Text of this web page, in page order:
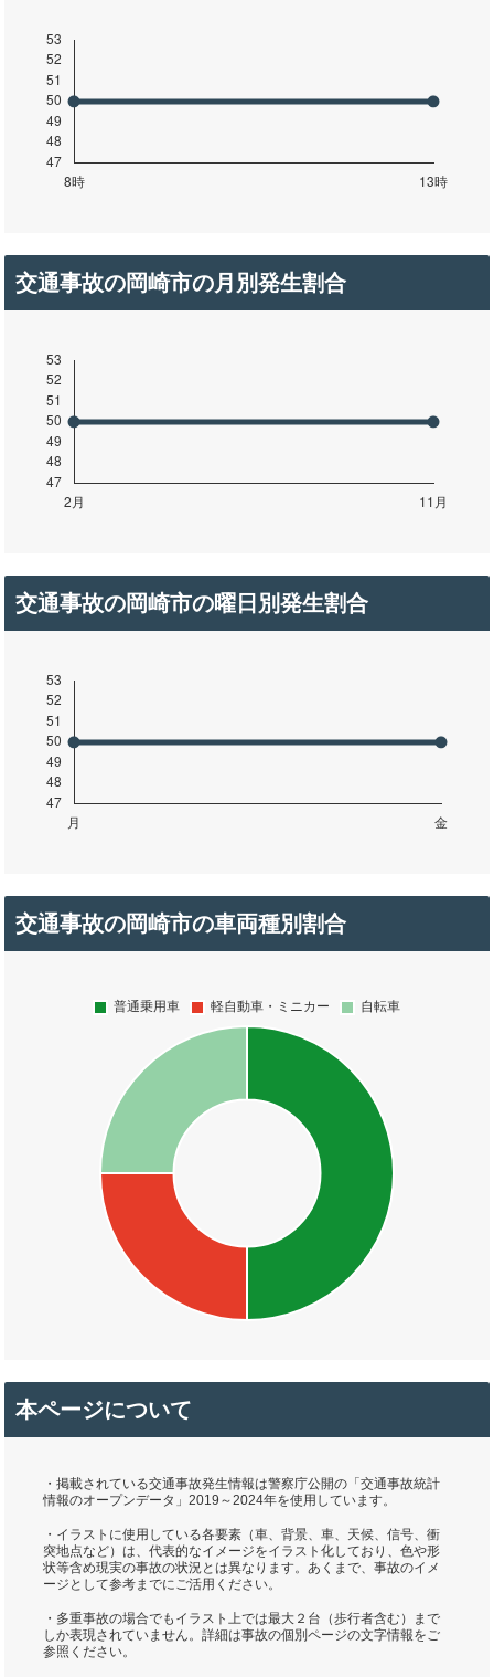
交通事故の岡崎市の月別発生割合
交通事故の岡崎市の曜日別発生割合
交通事故の岡崎市の車両種別割合
本ページについて
・掲載されている交通事故発生情報は警察庁公開の「交通事故統計
情報のオープンデータ」2019～2024年を使用しています。
・イラストに使用している各要素（車、背景、車、天候、信号、衝
突地点など）は、代表的なイメージをイラスト化しており、色や形
状等含め現実の事故の状況とは異なります。あくまで、事故のイメ
ージとして参考までにご活用ください。
・多重事故の場合でもイラスト上では最大２台（歩行者含む）まで
しか表現されていません。詳細は事故の個別ページの文字情報をご
参照ください。